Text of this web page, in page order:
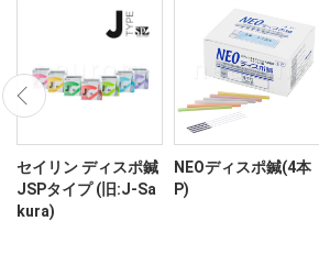
セイリン ディスポ鍼
JSPタイプ (旧:J-Sa
kura)
NEOディスポ鍼(4本
P)